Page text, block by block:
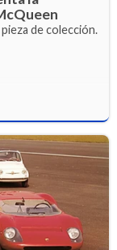
de colección.